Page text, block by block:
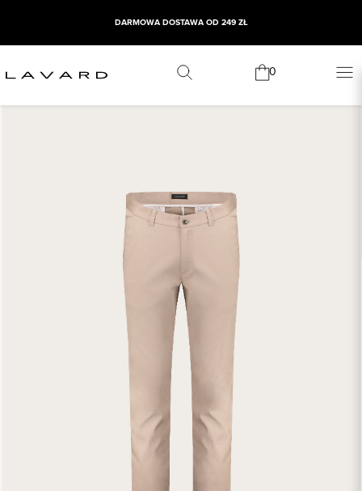
DARMOWA DOSTAWA OD 249 ZŁ
0